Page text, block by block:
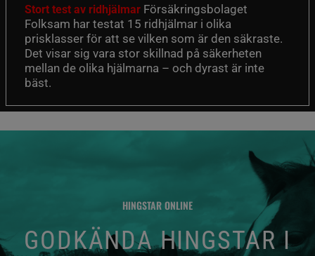
Stort test av ridhjälmar Försäkringsbolaget
Folksam har testat 15 ridhjälmar i olika
prisklasser för att se vilken som är den säkraste.
Det visar sig vara stor skillnad på säkerheten
mellan de olika hjälmarna – och dyrast är inte
bäst.
HINGSTAR ONLINE
GODKÄNDA HINGSTAR I